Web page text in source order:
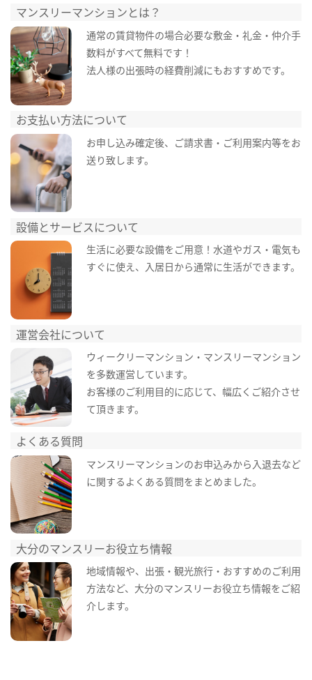
マンスリーマンションとは？
通常の賃貸物件の場合必要な敷金・礼金・仲介手
数料がすべて無料です！
法人様の出張時の経費削減にもおすすめです。
お支払い方法について
お申し込み確定後、ご請求書・ご利用案内等をお
送り致します。
設備とサービスについて
生活に必要な設備をご用意！水道やガス・電気も
すぐに使え、入居日から通常に生活ができます。
運営会社について
ウィークリーマンション・マンスリーマンション
を多数運営しています。
お客様のご利用目的に応じて、幅広くご紹介させ
て頂きます。
よくある質問
マンスリーマンションのお申込みから入退去など
に関するよくある質問をまとめました。
大分のマンスリーお役立ち情報
地域情報や、出張・観光旅行・おすすめのご利用
方法など、大分のマンスリーお役立ち情報をご紹
介します。